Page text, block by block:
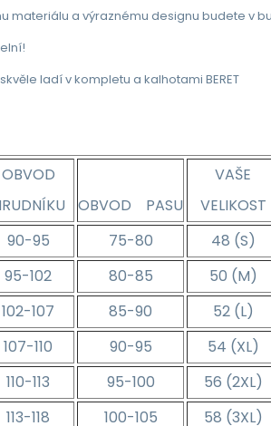
materiálu a výraznému designu budete v
ladí v kompletu a kalhotami BERET
OBVOD
OBVOD PASU
VAŠE
VELIKOST
90-95 75-80
48 (S)
95-102 80-85
50 (M)
102-107 85-90
52 (L)
107-110 90-95
54 (XL)
110-113 95-100
56 (2XL)
113-118 100-105
58 (3XL)